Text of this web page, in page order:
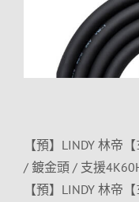
【預】LINDY 林帝
/ 鍍金頭 / 支援
【預】LINDY 林帝